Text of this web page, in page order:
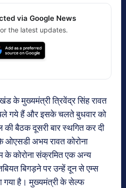
via Google News
the latest updates.
के मुख्यमंत्री त्रिवेंद्र सिंह रावत
चले गये हैं और इसके चलते बुधवार को
की बैठक दूसरी बार स्थगित कर दी
ओएसडी अभय रावत कोरोना
के कोरोना संक्रमित एक अन्य
बिगड़ने पर उन्हें दून से एम्स
गया है। मुख्यमंत्री के सेल्फ